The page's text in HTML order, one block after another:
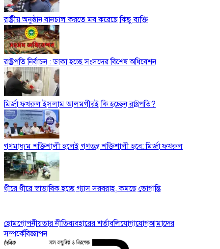
রাষ্ট্রীয় অনুষ্ঠান বানচাল করতে মব করেছে কিছু ব্যক্তি
রাষ্ট্রপতি নির্বাচন : ডাকা হচ্ছে সংসদের বিশেষ অধিবেশন
মির্জা ফখরুল ইসলাম আলমগীরই কি হচ্ছেন রাষ্ট্রপতি?
গণমাধ্যম শক্তিশালী হলেই গণতন্ত্র শক্তিশালী হবে: মির্জা ফখরুল
ধীরে ধীরে স্বাভাবিক হচ্ছে গ্যাস সরবরাহ, কমছে ভোগান্তি
হোমগোপনীয়তার নীতিব্যবহারের শর্তাবলিযোগাযোগআমাদের
সম্পর্কেবিজ্ঞাপন